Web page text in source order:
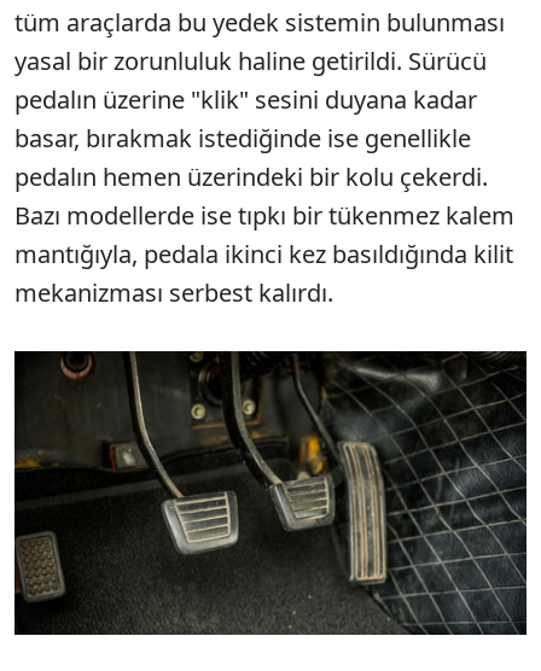
tüm araçlarda bu yedek sistemin bulunması
yasal bir zorunluluk haline getirildi. Sürücü
pedalın üzerine "klik" sesini duyana kadar
basar, bırakmak istediğinde ise genellikle
pedalın hemen üzerindeki bir kolu çekerdi.
Bazı modellerde ise tıpkı bir tükenmez kalem
mantığıyla, pedala ikinci kez basıldığında kilit
mekanizması serbest kalırdı.